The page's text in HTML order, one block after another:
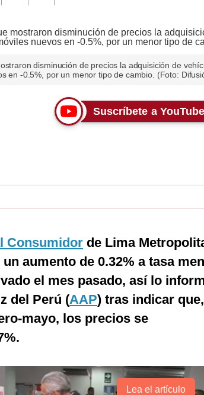
disminución de precios la adquisición de
en -0.5%, por un menor tipo de cambio. (Foto:
Suscríbete a YouTube
Consumidor de Lima
aumento de 0.32% a tasa
el mes pasado, así lo
del Perú (AAP) tras indicar que,
mayo, los precios se
Lea el artículo